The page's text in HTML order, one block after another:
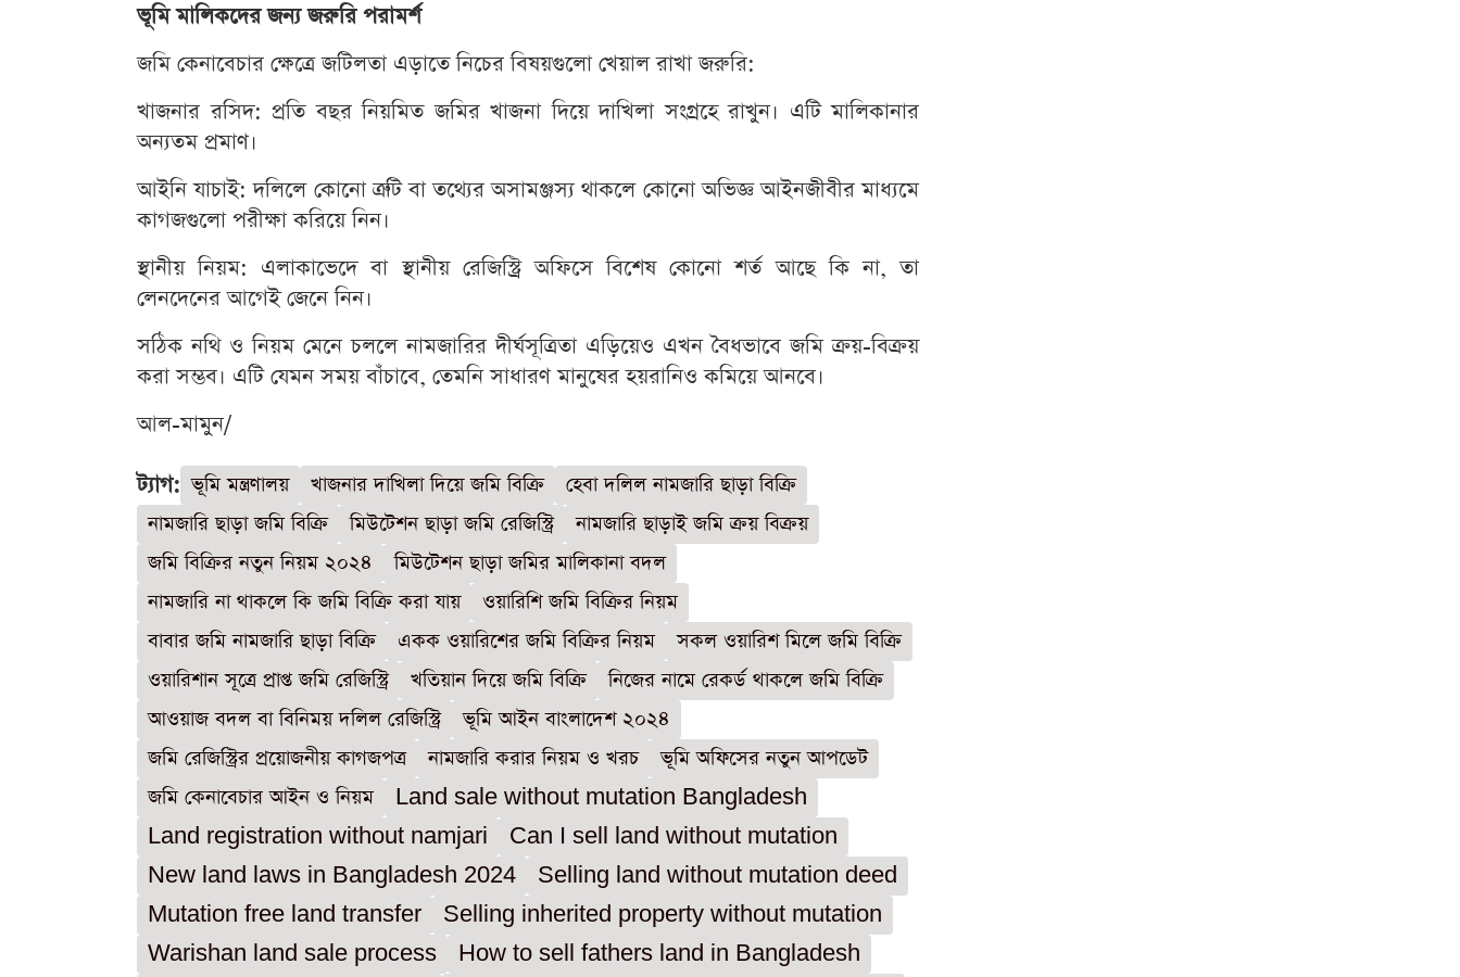
ভূমি মালিকদের জন্য জরুরি পরামর্শ
জমি কেনাবেচার ক্ষেত্রে জটিলতা এড়াতে নিচের বিষয়গুলো খেয়াল রাখা জরুরি:
খাজনার রসিদ: প্রতি বছর নিয়মিত জমির খাজনা দিয়ে দাখিলা সংগ্রহে রাখুন। এটি মালিকানার
অন্যতম প্রমাণ।
আইনি যাচাই: দলিলে কোনো ত্রুটি বা তথ্যের অসামঞ্জস্য থাকলে কোনো অভিজ্ঞ আইনজীবীর মাধ্যমে
কাগজগুলো পরীক্ষা করিয়ে নিন।
স্থানীয় নিয়ম: এলাকাভেদে বা স্থানীয় রেজিস্ট্রি অফিসে বিশেষ কোনো শর্ত আছে কি না, তা
লেনদেনের আগেই জেনে নিন।
সঠিক নথি ও নিয়ম মেনে চললে নামজারির দীর্ঘসূত্রিতা এড়িয়েও এখন বৈধভাবে জমি ক্রয়-বিক্রয়
করা সম্ভব। এটি যেমন সময় বাঁচাবে, তেমনি সাধারণ মানুষের হয়রানিও কমিয়ে আনবে।
আল-মামুন/
ট্যাগ: ভূমি মন্ত্রণালয় খাজনার দাখিলা দিয়ে জমি বিক্রি
হেবা দলিল নামজারি ছাড়া বিক্রি
নামজারি ছাড়া জমি বিক্রি
মিউটেশন ছাড়া জমি রেজিস্ট্রি
নামজারি ছাড়াই জমি ক্রয় বিক্রয়
জমি বিক্রির নতুন নিয়ম ২০২৪
মিউটেশন ছাড়া জমির মালিকানা বদল
নামজারি না থাকলে কি জমি বিক্রি করা যায়
ওয়ারিশি জমি বিক্রির নিয়ম
বাবার জমি নামজারি ছাড়া বিক্রি
একক ওয়ারিশের জমি বিক্রির নিয়ম
সকল ওয়ারিশ মিলে জমি বিক্রি
ওয়ারিশান সূত্রে প্রাপ্ত জমি রেজিস্ট্রি
খতিয়ান দিয়ে জমি বিক্রি
নিজের নামে রেকর্ড থাকলে জমি বিক্রি
আওয়াজ বদল বা বিনিময় দলিল রেজিস্ট্রি
ভূমি আইন বাংলাদেশ ২০২৪
জমি রেজিস্ট্রির প্রয়োজনীয় কাগজপত্র
নামজারি করার নিয়ম ও খরচ
ভূমি অফিসের নতুন আপডেট
জমি কেনাবেচার আইন ও নিয়ম
Land sale without mutation Bangladesh
Land registration without namjari
Can I sell land without mutation
New land laws in Bangladesh 2024
Selling land without mutation deed
Mutation free land transfer
Selling inherited property without mutation
Warishan land sale process
How to sell fathers land in Bangladesh